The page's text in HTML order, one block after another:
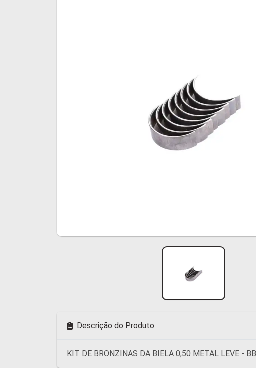
Descrição do Produto
KIT DE BRONZINAS DA BIELA 0,50 METAL LEVE -